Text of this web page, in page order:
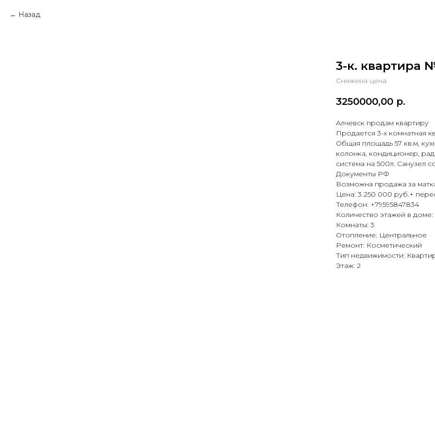
Назад
3-к. квартира
Снижена цена
3250000,00 р.
Алчевск продам квартиру
Продается 3-х комнатная
Общая площадь 57 кв.м,
колонка, кондиционер,
система на 500л. Санузел
Документы РФ
Возможна продажа за
Цена: 3 250 000 руб.+
Телефон: +79595847834
Количество этажей в доме:
Комнаты: 3
Отопление: Центральное
Ремонт: Косметический
Тип недвижимости:
Этаж: 2